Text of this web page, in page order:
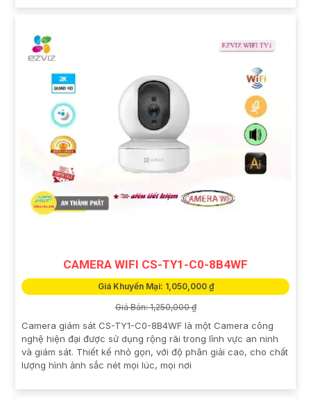
CAMERA WIFI CS-TY1-C0-8B4WF
Giá Khuyến Mại: 1,050,000 ₫
Giá Bán: 1,250,000 ₫
Camera giám sát CS-TY1-C0-8B4WF là một Camera công
nghệ hiện đại được sử dụng rộng rãi trong lĩnh vực an ninh
và giám sát. Thiết kế nhỏ gọn, với độ phân giải cao, cho chất
lượng hình ảnh sắc nét mọi lúc, mọi nơi